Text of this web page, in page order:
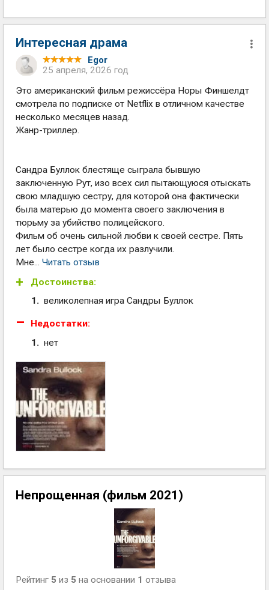
Интересная драма
Egor
25 апреля, 2026 год
Это американский фильм режиссёра Норы Финшелдт
смотрела по подписке от Netflix в отличном качестве
несколько месяцев назад.
Жанр-триллер.
Сандра Буллок блестяще сыграла бывшую
заключенную Рут, изо всех сил пытающуюся отыскать
свою младшую сестру, для которой она фактически
была матерью до момента своего заключения в
тюрьму за убийство полицейского.
Фильм об очень сильной любви к своей сестре. Пять
лет было сестре когда их разлучили.
Мне... Читать отзыв
Достоинства:
великолепная игра Сандры Буллок
Недостатки:
нет
Непрощенная (фильм 2021)
Рейтинг 5 из 5 на основании 1 отзыва